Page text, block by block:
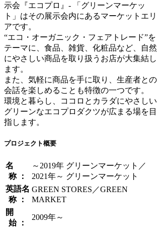
示会『エコプロ』- 「グリーンマーケッ
ト」はその展示会内にあるマーケットエリ
アです。
“エコ・オーガニック・フェアトレード”を
テーマに、食品、雑貨、化粧品など、自然
にやさしい商品を取り扱うお店が大集結し
ます。
また、気軽に商品を手に取り、生産者との
会話を楽しめることも特徴の一つです。
環境と暮らし、ココロとカラダにやさしい
グリーンなエコプロダクツが広まる場を目
指します。
プロジェクト概要
名
称 ：
～2019年 グリーンマーケット／
2021年～ グリーンマーケット
英語名
称 ：
GREEN STORES／GREEN
MARKET
開
始 ：
2009年～